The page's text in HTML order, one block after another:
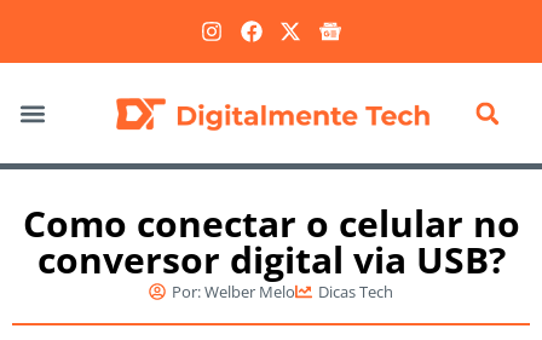
Como conectar o celular no
conversor digital via USB?
Por:Welber Melo Dicas Tech